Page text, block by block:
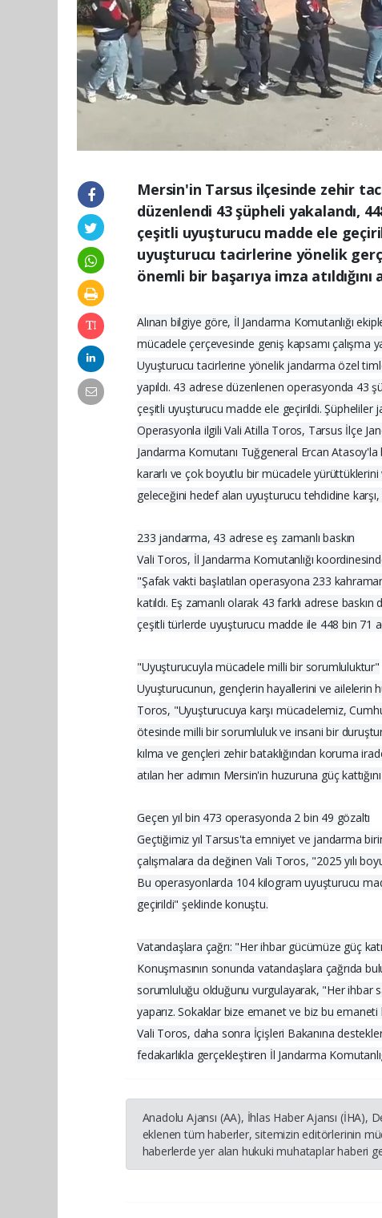
Mersin'in Tarsus ilçesinde zehir
düzenlendi 43 şüpheli yakalandı,
çeşitli uyuşturucu madde ele
uyuşturucu tacirlerine yönelik
önemli bir başarıya imza atıldığını
Alınan bilgiye göre, İl Jandarma Komutanlığı
mücadele çerçevesinde geniş kapsamı çalışma
Uyuşturucu tacirlerine yönelik jandarma özel
yapıldı. 43 adrese düzenlenen operasyonda 43
çeşitli uyuşturucu madde ele geçirildi. Şüpheliler
Operasyonla ilgili Vali Atilla Toros, Tarsus İlçe
Jandarma Komutanı Tuğgeneral Ercan
kararlı ve çok boyutlu bir mücadele
geleceğini hedef alan uyuşturucu tehdidine
233 jandarma, 43 adrese eş zamanlı baskın
Vali Toros, İl Jandarma Komutanlığı
"Şafak vakti başlatılan operasyona 233
katıldı. Eş zamanlı olarak 43 farklı adrese
çeşitli türlerde uyuşturucu madde ile 448 bin 71
"Uyuşturucuyla mücadele milli bir sorumluluktur"
Uyuşturucunun, gençlerin hayallerini ve ailelerin
Toros, "Uyuşturucuya karşı mücadelemiz,
ötesinde milli bir sorumluluk ve insani bir
kılma ve gençleri zehir bataklığından koruma
atılan her adımın Mersin'in huzuruna güç
Geçen yıl bin 473 operasyonda 2 bin 49 gözaltı
Geçtiğimiz yıl Tarsus'ta emniyet ve jandarma
çalışmalara da değinen Vali Toros, "2025 yılı
Bu operasyonlarda 104 kilogram uyuşturucu
geçirildi" şeklinde konuştu.
Vatandaşlara çağrı: "Her ihbar gücümüze güç
Konuşmasının sonunda vatandaşlara çağrıda
sorumluluğu olduğunu vurgulayarak, "Her ihbar
yaparız. Sokaklar bize emanet ve biz bu emaneti
Vali Toros, daha sonra İçişleri Bakanına
fedakarlıkla gerçekleştiren İl Jandarma
Anadolu Ajansı (AA), İhlas Haber Ajansı (İHA),
eklenen tüm haberler, sitemizin editörlerinin
haberlerde yer alan hukuki muhataplar haberi